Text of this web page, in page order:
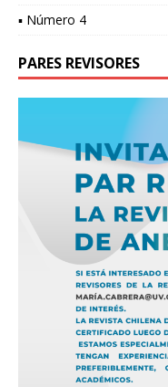
▪ Número 4
PARES REVISORES